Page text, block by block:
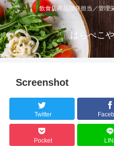
飲食店商品開発担当／管理
はらぺこ
Screenshot
Twitter
Pocket